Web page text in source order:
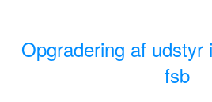
Opgradering af udstyr
fsb